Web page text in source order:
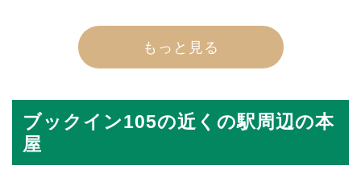
もっと見る
ブックイン105の近くの駅周辺の本
屋